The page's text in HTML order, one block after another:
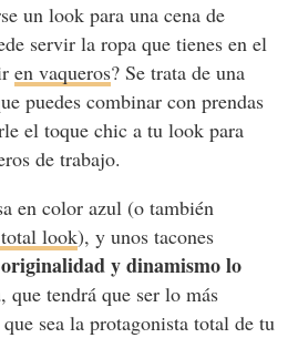
un look para una cena de
servir la ropa que tienes en el
en vaqueros? Se trata de una
puedes combinar con prendas
el toque chic a tu look para
de trabajo.
en color azul (o también
look), y unos tacones
y dinamismo lo
, que tendrá que ser lo más
sea la protagonista total de tu